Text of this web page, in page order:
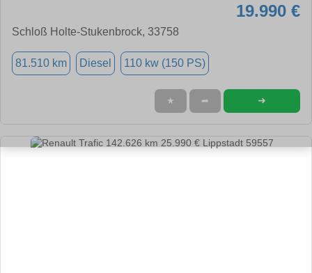
19.990 €
Schloß Holte-Stukenbrock, 33758
81.510 km Diesel 110 kw (150 PS)
★ ➦ ➜